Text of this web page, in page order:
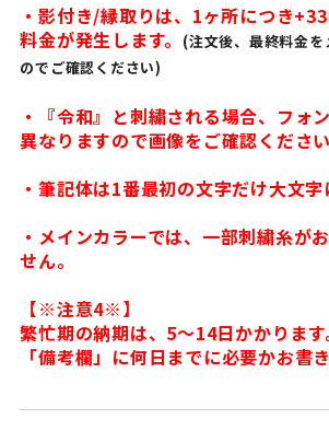
・影付き/縁取りは、1ヶ所につき
料金が発生します。
(注文後、最終料金
のでご確認ください)
・『令和』と刺繍される場合、フォ
異なりますので画像をご確認ください
・筆記体は1番最初の文字だけ大文字
・メインカラーでは、一部刺繍糸が
せん。
【※注意4※】
繁忙期の納期は、5〜14日かかりま
「備考欄」に何日までに必要かお書